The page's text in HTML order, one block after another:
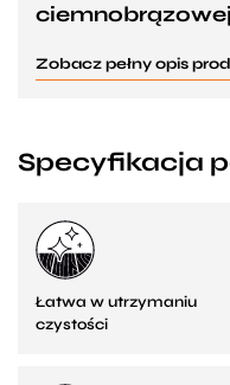
Zobacz pełny opis
Specyfikacja
Łatwa w utrzymaniu
czystości